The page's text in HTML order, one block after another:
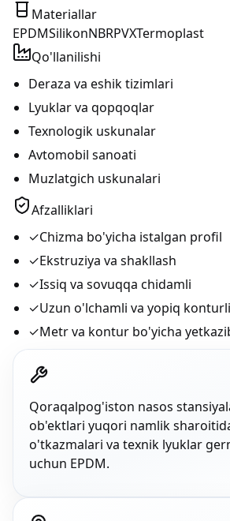
Materiallar
EPDMSilikonNBRPVXTermoplast
Qo'llanilishi
Deraza va eshik tizimlari
Lyuklar va qopqoqlar
Texnologik uskunalar
Avtomobil sanoati
Muzlatgich uskunalari
Afzalliklari
✓Chizma bo'yicha istalgan profil
✓Ekstruziya va shakllash
✓Issiq va sovuqqa chidamli
✓Uzun o'lchamli va yopiq konturli
✓Metr va kontur bo'yicha
Qoraqalpog'iston nasos
ob'ektlari yuqori namlik
o'tkazmalari va texnik lyuklar
uchun EPDM.